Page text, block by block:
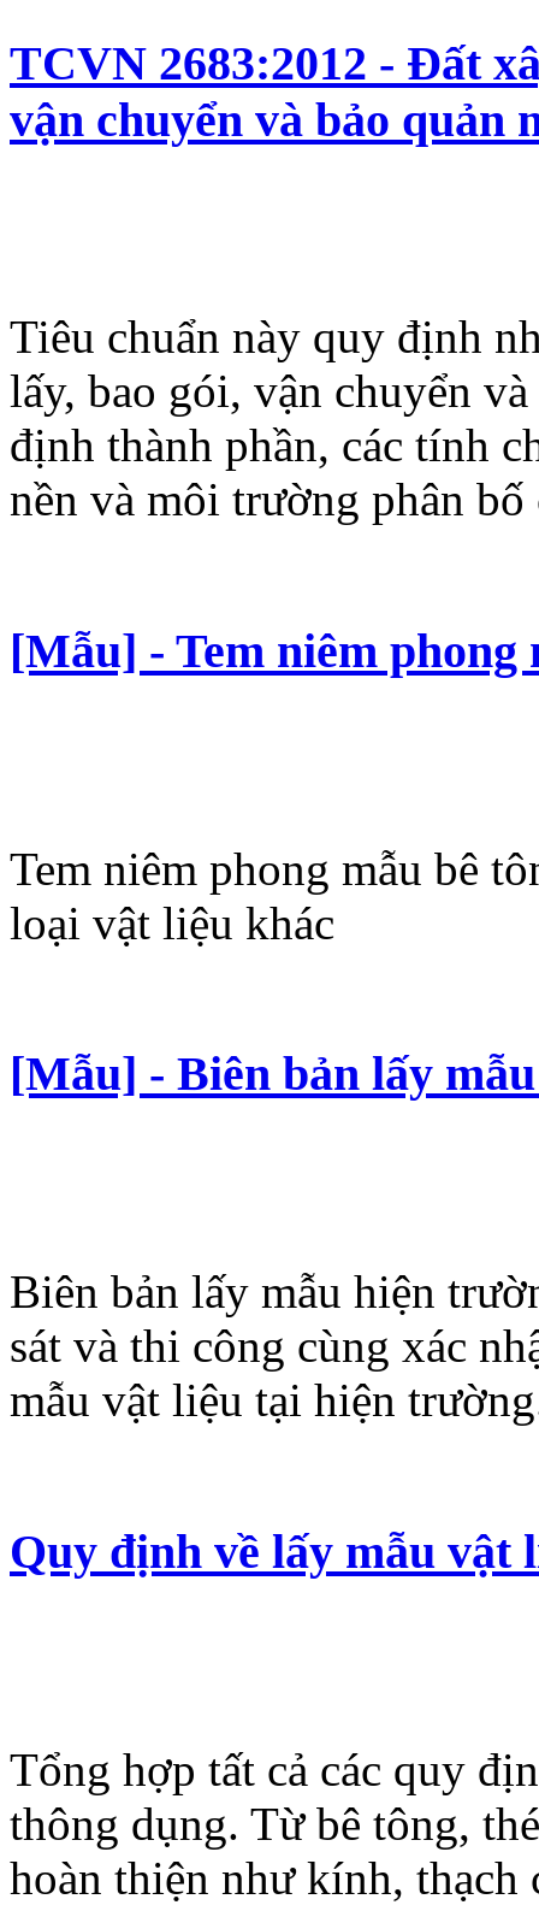
TCVN 2683:2012 - Đất
vận chuyển và bảo quản
Tiêu chuẩn này quy định
lấy, bao gói, vận chuyển
định thành phần, các tính
nền và môi trường phân
[Mẫu] - Tem niêm phong
Tem niêm phong mẫu bê
loại vật liệu khác
[Mẫu] - Biên bản lấy
Biên bản lấy mẫu hiện
sát và thi công cùng xác
mẫu vật liệu tại hiện
Quy định về lấy mẫu vật
Tổng hợp tất cả các quy
thông dụng. Từ bê tông,
hoàn thiện như kính, thạch